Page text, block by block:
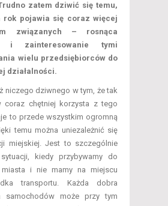
zatem dziwić się temu,
pojawia się coraz więcej
związanych – rosnąca
i zainteresowanie tymi
wielu przedsiębiorców do
działalności.
niczego dziwnego w tym, że tak
coraz chętniej korzysta z tego
to przede wszystkim ogromną
temu można uniezależnić się
miejskiej. Jest to szczególnie
kiedy przybywamy do
i nie mamy na miejscu
transportu. Każda dobra
samochodów może przy tym